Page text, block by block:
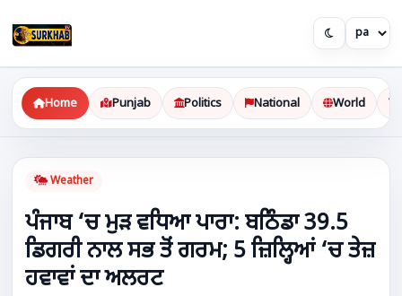
Home Punjab Politics National World
Weather
ਪੰਜਾਬ ‘ਚ ਮੁੜ ਵਧਿਆ ਪਾਰਾ: ਬਠਿੰਡਾ 39.5
ਡਿਗਰੀ ਨਾਲ ਸਭ ਤੋਂ ਗਰਮ; 5 ਜ਼ਿਲ੍ਹਿਆਂ ‘ਚ ਤੇਜ਼
ਹਵਾਵਾਂ ਦਾ ਅਲਰਟ